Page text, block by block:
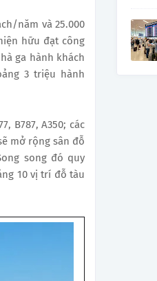
năm và 25.000
hữu đạt công
ga hành khách
3 triệu hành
B787, A350; các
mở rộng sân đỗ
song đó quy
10 vị trí đỗ tàu